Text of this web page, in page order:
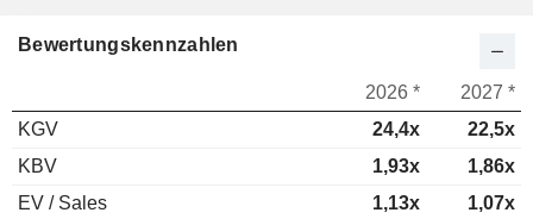
Bewertungskennzahlen
2026 *
2027 *
KGV
24,4x
22,5x
KBV
1,93x
1,86x
EV / Sales
1,13x
1,07x